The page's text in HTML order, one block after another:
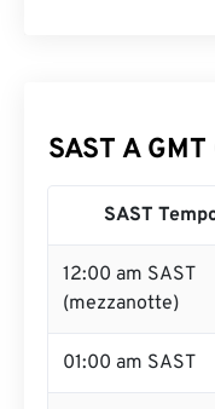
SAST A
SAST
12:00 am SAST
(mezzanotte)
01:00 am SAST